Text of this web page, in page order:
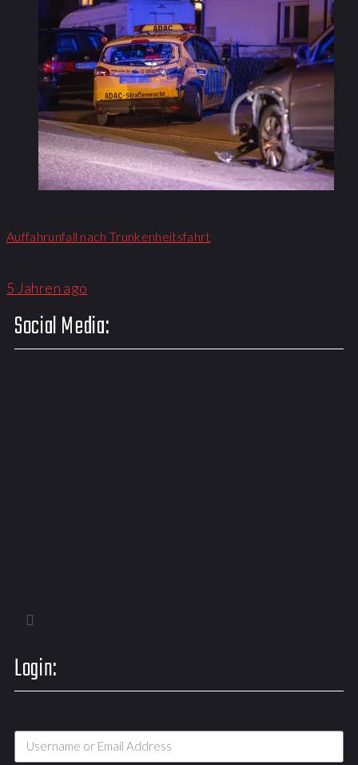
Auffahrunfall nach Trunkenheitsfahrt
5 Jahren ago
Social Media:
Login: